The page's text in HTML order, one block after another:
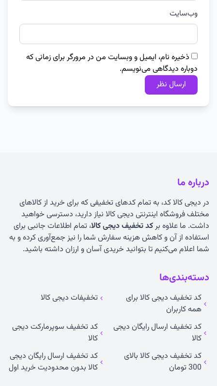
وب‌سایت
ذخیره نام، ایمیل و وبسایت من در مرورگر برای زمانی که
دوباره دیدگاهی می‌نویسم.
درباره ما
در دیجی کالا کد، به تمام کدهای تخفیفی که برای خرید از کالاهای
مختلف فروشگاه اینترنتی دیجی کالا نیاز دارید، دسترسی خواهید
داشت. ما علاوه برکد تخفیف دیجی کالا، تمام اطلاعات جانبی برای
استفاده از آن و کاهش هزینه سفارش شما را نیز جمع‌آوری کرده و به
شما اعلام می‌کنیم تا بتوانید خریدی آسان و ارزان داشته باشید.
دسته‌بندی‌ها
کد تخفیف دیجی کالا برای
همه کاربران
تخفیفات دیجی کالا
کد تخفیف ارسال رایگان دیجی
کالا
کد تخفیف سوپرمارکت دیجی
کالا
کد تخفیف دیجی کالا بالای
300 تومان
کد تخفیف ارسال رایگان دیجی
کالا بدون محدودیت خرید اول